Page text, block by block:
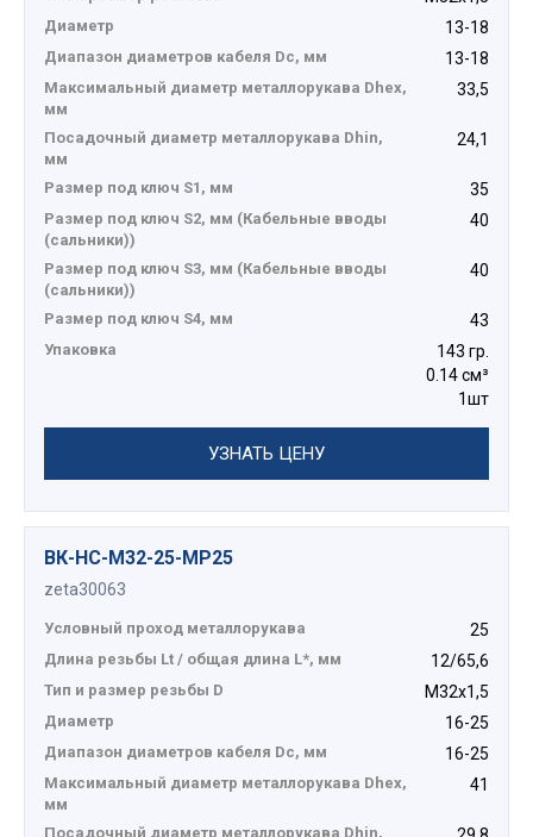
Диаметр 13-18
Диапазон диаметров кабеля Dc, мм 13-18
Максимальный диаметр металлорукава Dhex,
мм
33,5
Посадочный диаметр металлорукава Dhin,
мм
24,1
Размер под ключ S1, мм 35
Размер под ключ S2, мм (Кабельные вводы
(сальники))
40
Размер под ключ S3, мм (Кабельные вводы
(сальники))
40
Размер под ключ S4, мм 43
Упаковка
143 гр.
0.14 см³
1шт
УЗНАТЬ ЦЕНУ
ВК-НС-М32-25-МР25
zeta30063
Условный проход металлорукава 25
Длина резьбы Lt / общая длина L*, мм 12/65,6
Тип и размер резьбы D М32х1,5
Диаметр 16-25
Диапазон диаметров кабеля Dc, мм 16-25
Максимальный диаметр металлорукава Dhex,
мм
41
Посадочный диаметр металлорукава Dhin,